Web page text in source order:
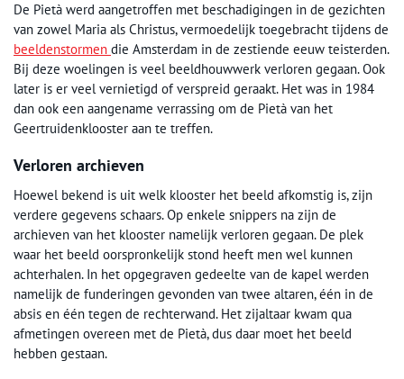
De Pietà werd aangetroffen met beschadigingen in de gezichten
van zowel Maria als Christus, vermoedelijk toegebracht tijdens de
beeldenstormen die Amsterdam in de zestiende eeuw teisterden.
Bij deze woelingen is veel beeldhouwwerk verloren gegaan. Ook
later is er veel vernietigd of verspreid geraakt. Het was in 1984
dan ook een aangename verrassing om de Pietà van het
Geertruidenklooster aan te treffen.
Verloren archieven
Hoewel bekend is uit welk klooster het beeld afkomstig is, zijn
verdere gegevens schaars. Op enkele snippers na zijn de
archieven van het klooster namelijk verloren gegaan. De plek
waar het beeld oorspronkelijk stond heeft men wel kunnen
achterhalen. In het opgegraven gedeelte van de kapel werden
namelijk de funderingen gevonden van twee altaren, één in de
absis en één tegen de rechterwand. Het zijaltaar kwam qua
afmetingen overeen met de Pietà, dus daar moet het beeld
hebben gestaan.